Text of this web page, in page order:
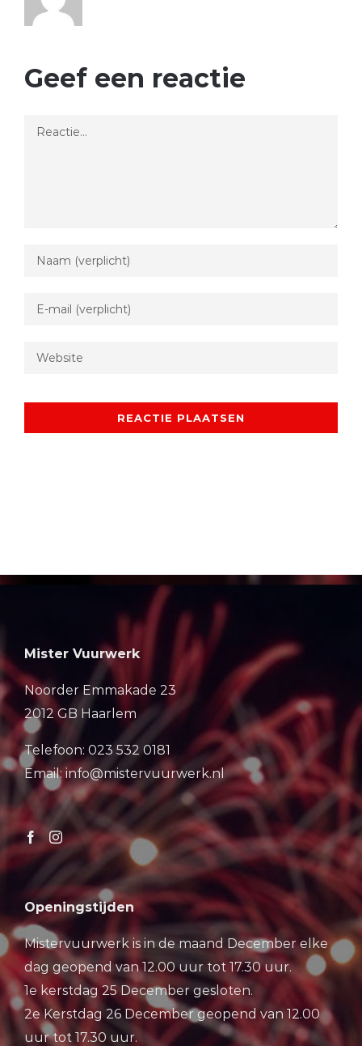
Geef een reactie
Mister Vuurwerk
Noorder Emmakade 23
2012 GB Haarlem
Telefoon: 023 532 0181
Email: info@mistervuurwerk.nl
Openingstijden
Mistervuurwerk is in de maand December elke
dag geopend van 12.00 uur tot 17.30 uur.
1e kerstdag 25 December gesloten.
2e Kerstdag 26 December geopend van 12.00
uur tot 17.30 uur.